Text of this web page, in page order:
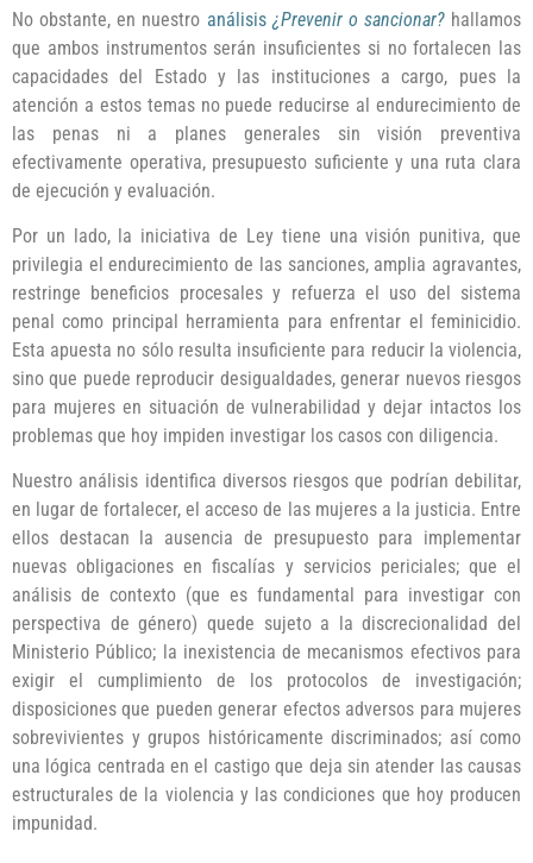
No obstante, en nuestro análisis ¿Prevenir o sancionar? hallamos
que ambos instrumentos serán insuficientes si no fortalecen las
capacidades del Estado y las instituciones a cargo, pues la
atención a estos temas no puede reducirse al endurecimiento de
las penas ni a planes generales sin visión preventiva
efectivamente operativa, presupuesto suficiente y una ruta clara
de ejecución y evaluación.
Por un lado, la iniciativa de Ley tiene una visión punitiva, que
privilegia el endurecimiento de las sanciones, amplia agravantes,
restringe beneficios procesales y refuerza el uso del sistema
penal como principal herramienta para enfrentar el feminicidio.
Esta apuesta no sólo resulta insuficiente para reducir la violencia,
sino que puede reproducir desigualdades, generar nuevos riesgos
para mujeres en situación de vulnerabilidad y dejar intactos los
problemas que hoy impiden investigar los casos con diligencia.
Nuestro análisis identifica diversos riesgos que podrían debilitar,
en lugar de fortalecer, el acceso de las mujeres a la justicia. Entre
ellos destacan la ausencia de presupuesto para implementar
nuevas obligaciones en fiscalías y servicios periciales; que el
análisis de contexto (que es fundamental para investigar con
perspectiva de género) quede sujeto a la discrecionalidad del
Ministerio Público; la inexistencia de mecanismos efectivos para
exigir el cumplimiento de los protocolos de investigación;
disposiciones que pueden generar efectos adversos para mujeres
sobrevivientes y grupos históricamente discriminados; así como
una lógica centrada en el castigo que deja sin atender las causas
estructurales de la violencia y las condiciones que hoy producen
impunidad.